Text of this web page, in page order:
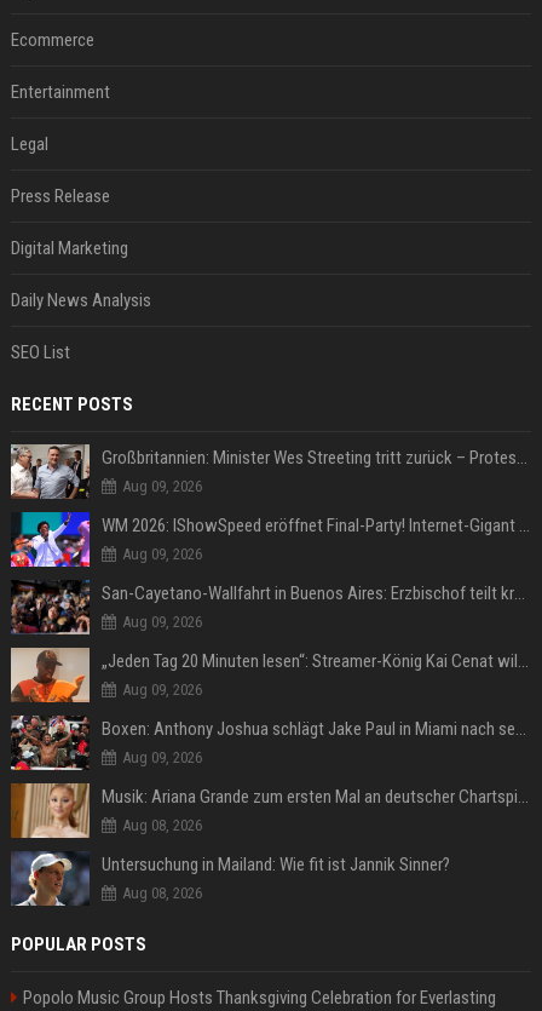
Ecommerce
Entertainment
Legal
Press Release
Digital Marketing
Daily News Analysis
SEO List
RECENT POSTS
Großbritannien: Minister Wes Streeting tritt zurück – Protest gegen Keir Starmer
Aug 09, 2026
WM 2026: IShowSpeed eröffnet Final-Party! Internet-Gigant singt einen Song
Aug 09, 2026
San-Cayetano-Wallfahrt in Buenos Aires: Erzbischof teilt kräftig gegen Javier Milei aus
Aug 09, 2026
„Jeden Tag 20 Minuten lesen“: Streamer-König Kai Cenat will wortgewandter werden und seine Community mit ihm
Aug 09, 2026
Boxen: Anthony Joshua schlägt Jake Paul in Miami nach sechs Runden K.o.
Aug 09, 2026
Musik: Ariana Grande zum ersten Mal an deutscher Chartspitze
Aug 08, 2026
Untersuchung in Mailand: Wie fit ist Jannik Sinner?
Aug 08, 2026
POPULAR POSTS
Popolo Music Group Hosts Thanksgiving Celebration for Everlasting